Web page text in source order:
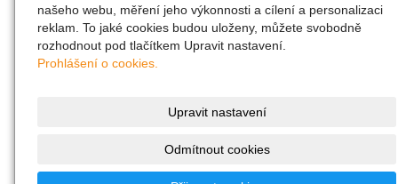
25298518
CZ25298518
info@drogerienacestach.cz
286293602/0300
našeho webu, měření jeho výkonnosti a cílení a personalizaci
reklam. To jaké cookies budou uloženy, můžete svobodně
rozhodnout pod tlačítkem Upravit nastavení.
Prohlášení o cookies.
Upravit nastavení
Odmítnout cookies